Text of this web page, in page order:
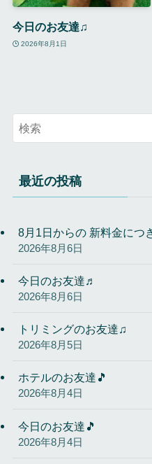
今日のお友達♫
2026年8月1日
最近の投稿
8月1日からの 新料金につ
2026年8月6日
今日のお友達♬
2026年8月6日
トリミングのお友達♫
2026年8月5日
ホテルのお友達🎵
2026年8月4日
今日のお友達🎵
2026年8月4日